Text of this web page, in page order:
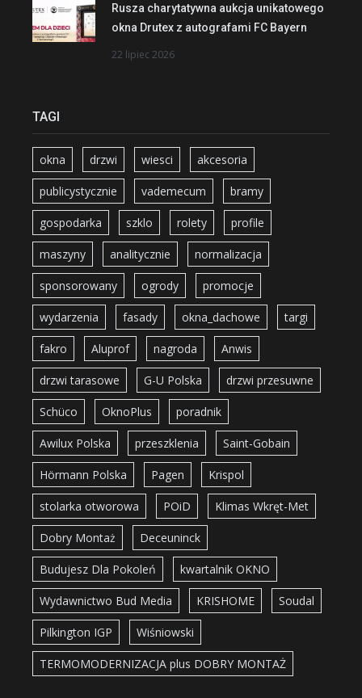
Rusza charytatywna aukcja unikatowego
okna Drutex z autografami FC Bayern
22 lipiec 2026
TAGI
okna drzwi wiesci akcesoria
publicystycznie vademecum bramy
gospodarka szklo rolety profile
maszyny analitycznie normalizacja
sponsorowany ogrody promocje
wydarzenia fasady okna_dachowe targi
fakro Aluprof nagroda Anwis
drzwi tarasowe G-U Polska drzwi przesuwne
Schüco OknoPlus poradnik
Awilux Polska przeszklenia Saint-Gobain
Hörmann Polska Pagen Krispol
stolarka otworowa POiD Klimas Wkręt-Met
Dobry Montaż Deceuninck
Budujesz Dla Pokoleń kwartalnik OKNO
Wydawnictwo Bud Media KRISHOME Soudal
Pilkington IGP Wiśniowski
TERMOMODERNIZACJA plus DOBRY MONTAŻ